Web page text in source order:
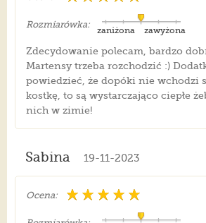
Rozmiarówka:
zawyżona
zaniżona
Zdecydowanie polecam, bardzo
Martensy trzeba rozchodzić :)
powiedzieć, że dopóki nie wchodzi
kostkę, to są wystarczająco ciepłe
nich w zimie!
Sabina 19-11-2023
Ocena: